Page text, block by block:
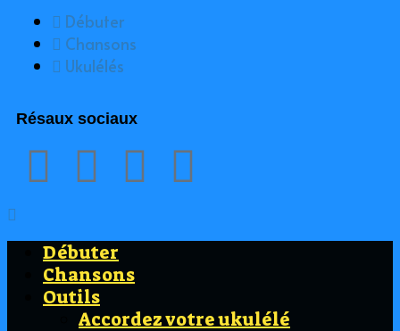
Débuter
Chansons
Ukulélés
Résaux sociaux
Débuter
Chansons
Outils
Accordez votre ukulélé